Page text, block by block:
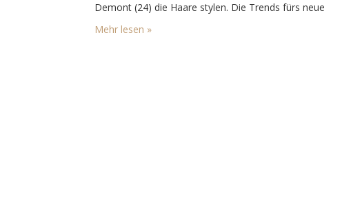
Demont (24) die Haare stylen. Die Trends fürs neue
Jahr und wie es ist, als jüngster im Team Chef zu
sein, verrät er in seinem Hairstudio «SPAZE» im
Mehr lesen »